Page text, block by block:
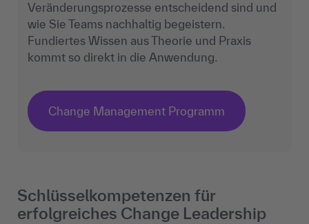
Veränderungsprozesse entscheidend sind und
wie Sie Teams nachhaltig begeistern.
Fundiertes Wissen aus Theorie und Praxis
kommt so direkt in die Anwendung.
Change Management Programm
Schlüsselkompetenzen für
erfolgreiches Change Leadership